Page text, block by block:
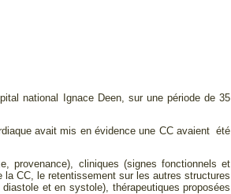
national Ignace Deen, sur une période de 35
avait mis en évidence une CC avaient été
provenance), cliniques (signes fonctionnels et
la CC, le retentissement sur les autres structures
et en systole), thérapeutiques proposées